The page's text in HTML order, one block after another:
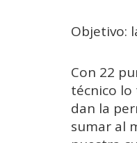
Objetivo:
Con 22
técnico lo
dan la
sumar al